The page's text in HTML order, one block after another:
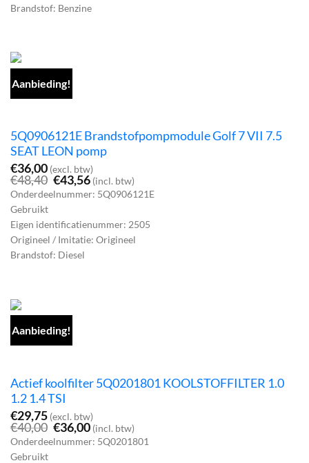
Brandstof: Benzine
Aanbieding!
5Q0906121E Brandstofpompmodule Golf 7 VII 7.5
SEAT LEON pomp
€36,00 (excl. btw)
€48,40 Oorspronkelijke
prijs
€43,56Huidige
prijs
(incl. btw)
Onderdeelnummer: 5Q0906121E
Gebruikt
Eigen identificatienummer: 2505
Origineel / Imitatie: Origineel
Brandstof: Diesel
Aanbieding!
Actief koolfilter 5Q0201801 KOOLSTOFFILTER 1.0
1.2 1.4 TSI
€29,75 (excl. btw)
€40,00 Oorspronkelijke
prijs
was:
€36,00Huidige
prijs
is:
(incl. btw)
Onderdeelnummer: 5Q0201801
Gebruikt